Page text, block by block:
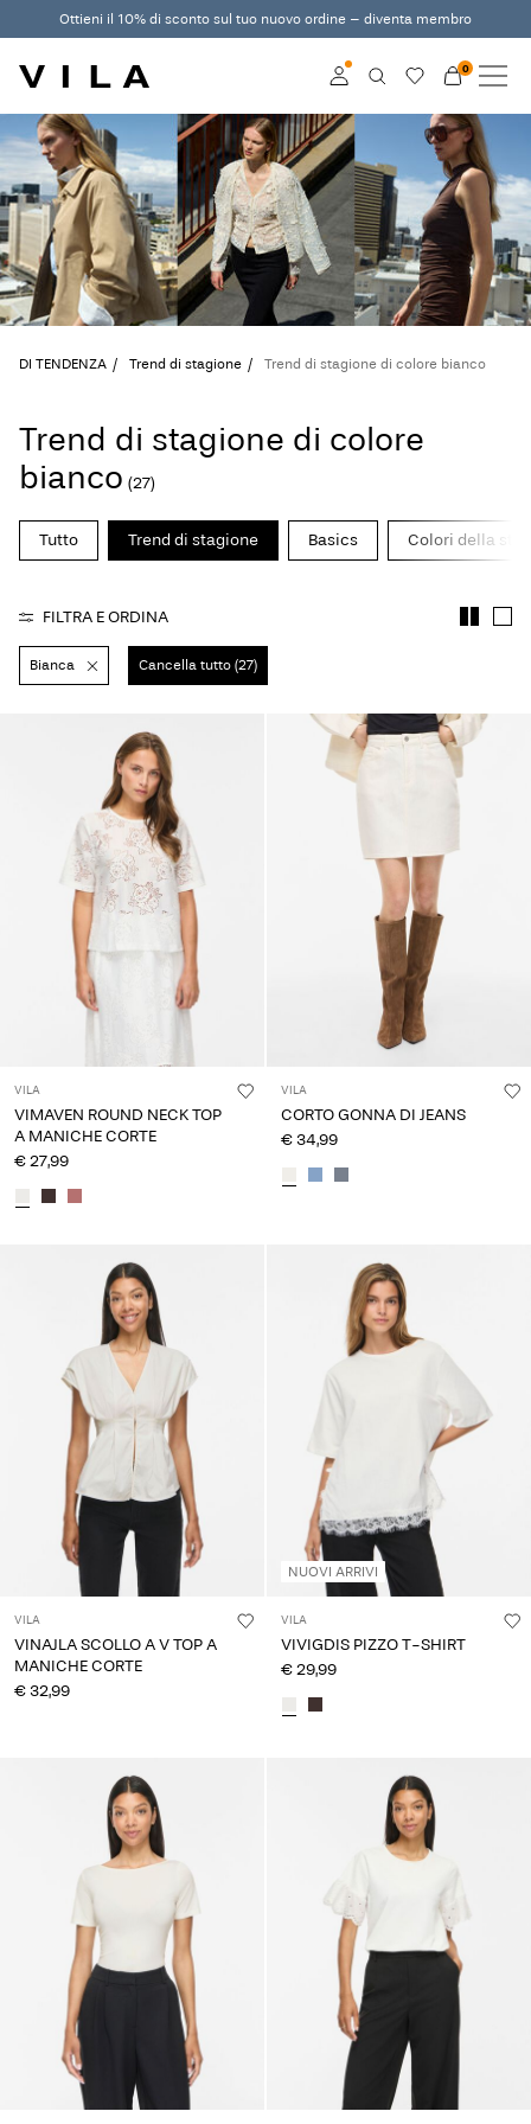
Ottieni il 10% di sconto sul tuo nuovo ordine – diventa membro
Accedi
Diventa membro
Scopri di più sul VILA
Club
0
NUOVI ARRIVI
ABBIGLIAMENTO
DI TENDENZA
SALDI
VILA CLUB
ROUGE EDIT
Accedi
Domande?
Italia
DI TENDENZA Trend di stagione Trend di stagione di colore bianco
Trend di stagione di colore
bianco (27)
Tutto Trend di stagione Basics Colori della
FILTRA E ORDINA
Bianca Cancella tutto (27)
VILA
VIMAVEN ROUND NECK TOP
A MANICHE CORTE
€ 27,99
VILA
CORTO GONNA DI JEANS
€ 34,99
VILA
VINAJLA SCOLLO A V TOP A
MANICHE CORTE
€ 32,99
NUOVI ARRIVI
VILA
VIVIGDIS PIZZO T-SHIRT
€ 29,99